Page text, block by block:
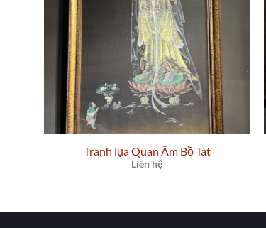
Tranh lụa Quan Âm Bồ Tát
Liên hệ